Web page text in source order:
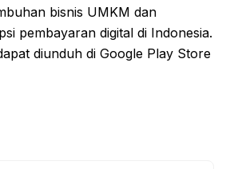
bisnis UMKM dan
pembayaran digital di Indonesia.
diunduh di Google Play Store